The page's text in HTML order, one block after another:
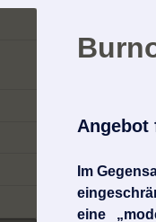
Angebot
Im
eine